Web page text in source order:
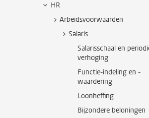
HR
Arbeidsvoorwaarden
Salaris
Salarisschaal en
verhoging
Functie-indeling en -
waardering
Loonheffing
Bijzondere beloningen